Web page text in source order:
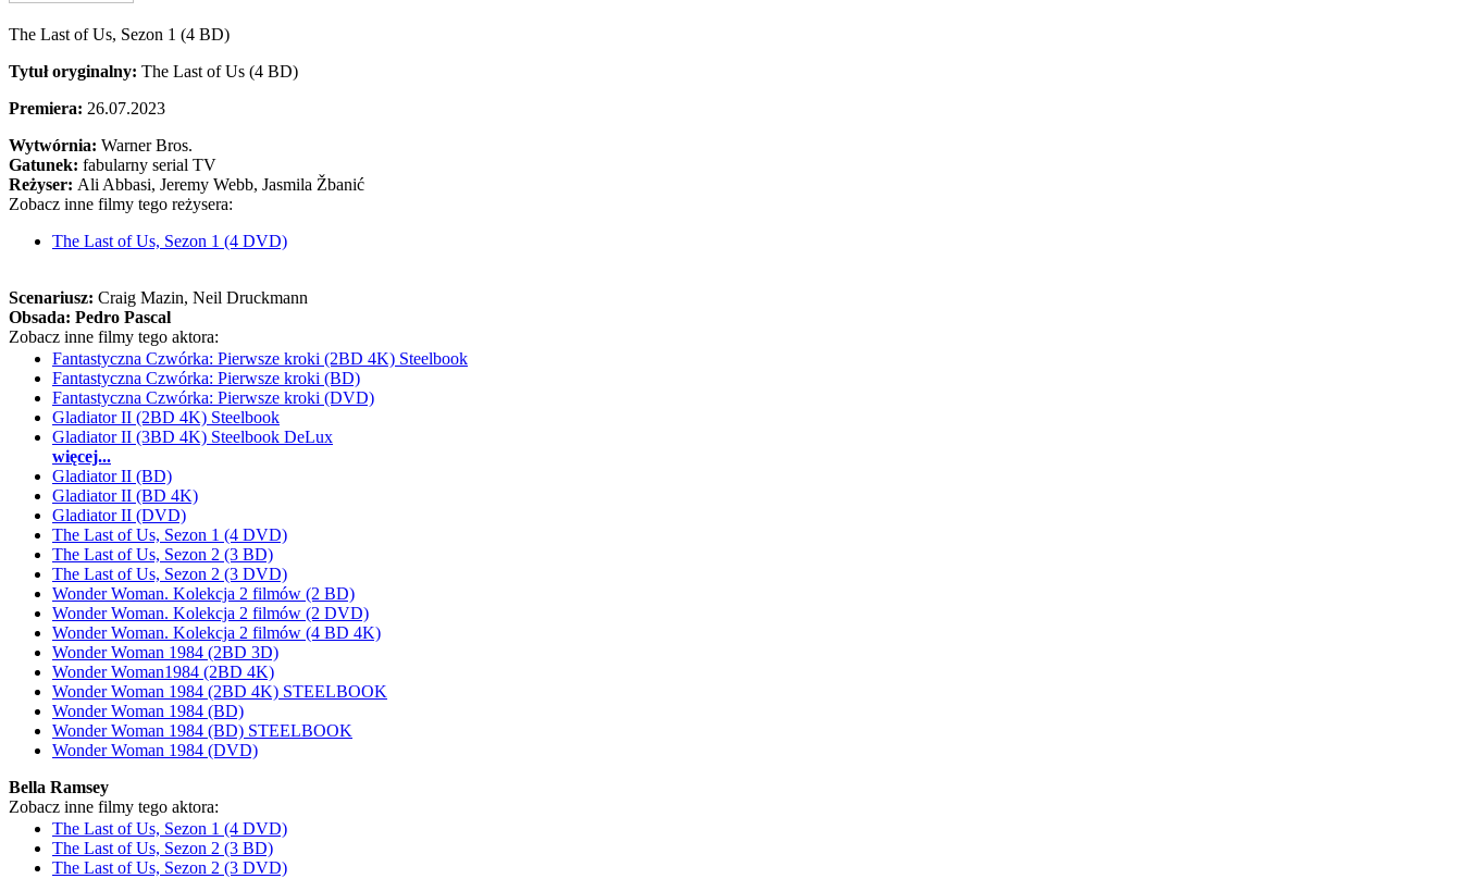
The Last of Us, Sezon 1 (4 BD)
Tytuł oryginalny: The Last of Us (4 BD)
Premiera: 26.07.2023
Wytwórnia: Warner Bros.
Gatunek: fabularny serial TV
Reżyser: Ali Abbasi, Jeremy Webb, Jasmila Žbanić
Zobacz inne filmy tego reżysera:
The Last of Us, Sezon 1 (4 DVD)
Scenariusz: Craig Mazin, Neil Druckmann
Obsada: Pedro Pascal
Zobacz inne filmy tego aktora:
Fantastyczna Czwórka: Pierwsze kroki (2BD 4K) Steelbook
Fantastyczna Czwórka: Pierwsze kroki (BD)
Fantastyczna Czwórka: Pierwsze kroki (DVD)
Gladiator II (2BD 4K) Steelbook
Gladiator II (3BD 4K) Steelbook DeLux
więcej...
Gladiator II (BD)
Gladiator II (BD 4K)
Gladiator II (DVD)
The Last of Us, Sezon 1 (4 DVD)
The Last of Us, Sezon 2 (3 BD)
The Last of Us, Sezon 2 (3 DVD)
Wonder Woman. Kolekcja 2 filmów (2 BD)
Wonder Woman. Kolekcja 2 filmów (2 DVD)
Wonder Woman. Kolekcja 2 filmów (4 BD 4K)
Wonder Woman 1984 (2BD 3D)
Wonder Woman1984 (2BD 4K)
Wonder Woman 1984 (2BD 4K) STEELBOOK
Wonder Woman 1984 (BD)
Wonder Woman 1984 (BD) STEELBOOK
Wonder Woman 1984 (DVD)
Bella Ramsey
Zobacz inne filmy tego aktora:
The Last of Us, Sezon 1 (4 DVD)
The Last of Us, Sezon 2 (3 BD)
The Last of Us, Sezon 2 (3 DVD)